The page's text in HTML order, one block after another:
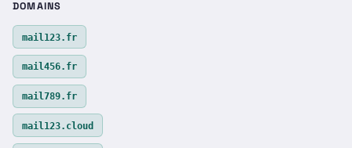
DOMAINS
mail123.fr
mail456.fr
mail789.fr
mail123.cloud